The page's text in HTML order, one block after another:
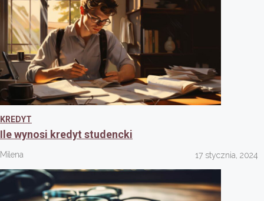
KREDYT
Ile wynosi kredyt studencki
Milena 17 stycznia, 2024